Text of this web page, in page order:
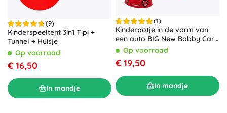
(9)
Kinderspeeltent 3in1 Tipi +
Tunnel + Huisje
Op voorraad
€ 16,50
In mandje
(1)
Kinderpotje in de vorm van
een auto BIG New Bobby Car
met stuur en toeter
Op voorraad
€ 19,50
In mandje